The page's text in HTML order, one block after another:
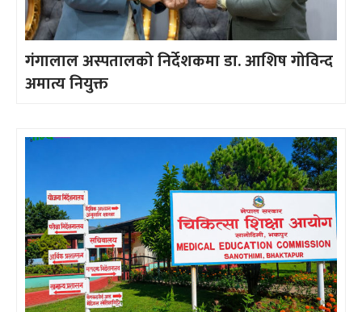
गंगालाल अस्पतालको निर्देशकमा डा. आशिष गोविन्द
अमात्य नियुक्त